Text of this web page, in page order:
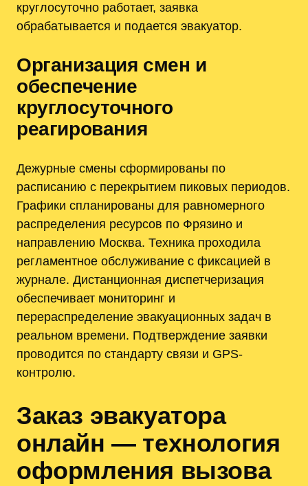
круглосуточно работает, заявка
обрабатывается и подается эвакуатор.
Организация смен и
обеспечение
круглосуточного
реагирования
Дежурные смены сформированы по
расписанию с перекрытием пиковых периодов.
Графики спланированы для равномерного
распределения ресурсов по Фрязино и
направлению Москва. Техника проходила
регламентное обслуживание с фиксацией в
журнале. Дистанционная диспетчеризация
обеспечивает мониторинг и
перераспределение эвакуационных задач в
реальном времени. Подтверждение заявки
проводится по стандарту связи и GPS-
контролю.
Заказ эвакуатора
онлайн — технология
оформления вызова